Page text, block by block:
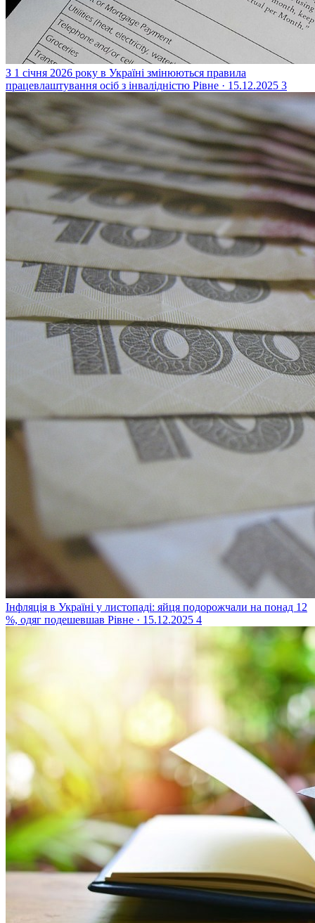
З 1 січня 2026 року в Україні змінюються правила
працевлаштування осіб з інвалідністю Рівне · 15.12.2025 3
Інфляція в Україні у листопаді: яйця подорожчали на понад 12
%, одяг подешевшав Рівне · 15.12.2025 4